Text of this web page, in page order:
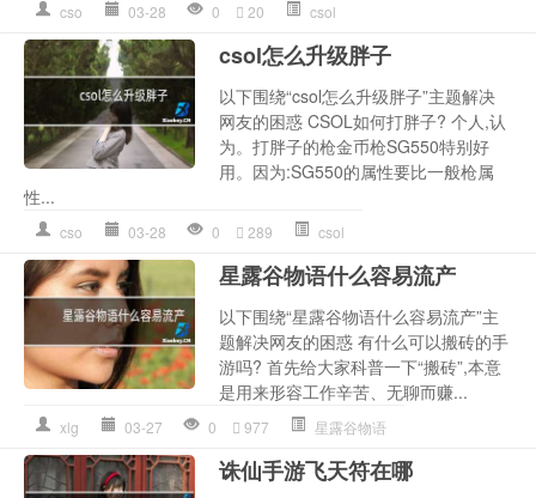
cso 03-28 0 20 csol
csol怎么升级胖子
以下围绕“csol怎么升级胖子”主题解决
网友的困惑 CSOL如何打胖子? 个人,认
为。打胖子的枪金币枪SG550特别好
用。因为:SG550的属性要比一般枪属
性...
cso 03-28 0 289 csol
星露谷物语什么容易流产
以下围绕“星露谷物语什么容易流产”主
题解决网友的困惑 有什么可以搬砖的手
游吗? 首先给大家科普一下“搬砖”,本意
是用来形容工作辛苦、无聊而赚...
xlg 03-27 0 977 星露谷物语
诛仙手游飞天符在哪